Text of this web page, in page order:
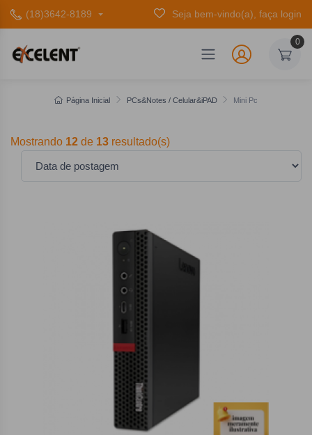
(18)3642-8189 Seja bem-vindo(a), faça login
0
Página Inicial PCs&Notes / Celular&iPAD Mini Pc
Mostrando 12 de 13 resultado(s)